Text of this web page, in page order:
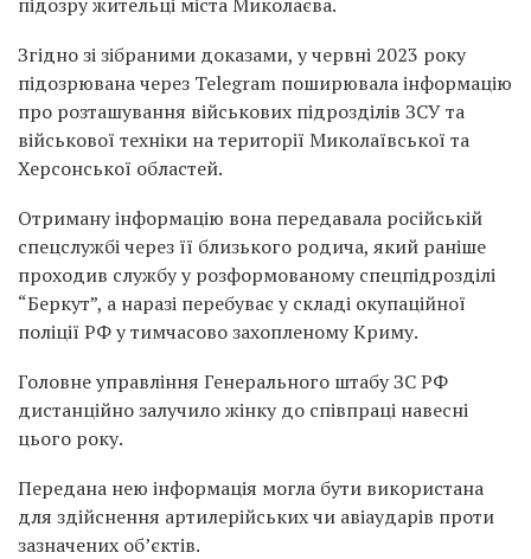
Згідно зі зібраними доказами, у червні 2023 року
підозрювана через Telegram поширювала інформацію
про розташування військових підрозділів ЗСУ та
військової техніки на території Миколаївської та
Херсонської областей.
Отриману інформацію вона передавала російській
спецслужбі через її близького родича, який раніше
проходив службу у розформованому спецпідрозділі
“Беркут”, а наразі перебуває у складі окупаційної
поліції РФ у тимчасово захопленому Криму.
Головне управління Генерального штабу ЗС РФ
дистанційно залучило жінку до співпраці навесні
цього року.
Передана нею інформація могла бути використана
для здійснення артилерійських чи авіаударів проти
зазначених об’єктів.